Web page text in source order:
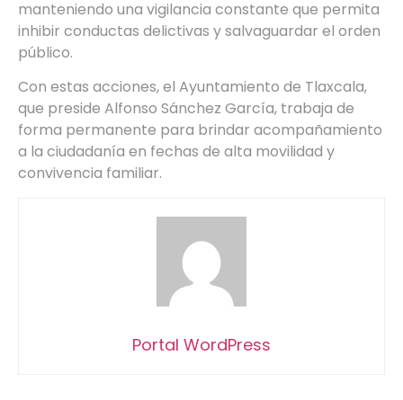
manteniendo una vigilancia constante que permita
inhibir conductas delictivas y salvaguardar el orden
público.
Con estas acciones, el Ayuntamiento de Tlaxcala,
que preside Alfonso Sánchez García, trabaja de
forma permanente para brindar acompañamiento
a la ciudadanía en fechas de alta movilidad y
convivencia familiar.
Portal WordPress